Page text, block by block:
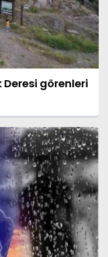
Deresi görenleri